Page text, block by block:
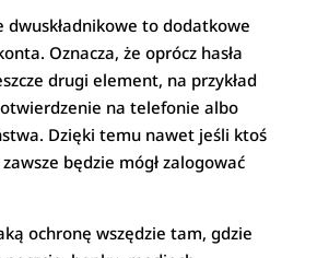
dwuskładnikowe to dodatkowe
Oznacza, że oprócz hasła
drugi element, na przykład
na telefonie albo
Dzięki temu nawet jeśli ktoś
będzie mógł zalogować
ochronę wszędzie tam, gdzie